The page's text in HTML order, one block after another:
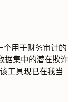
用于财务审计的
据集中的潜在欺诈
工具现已在我当